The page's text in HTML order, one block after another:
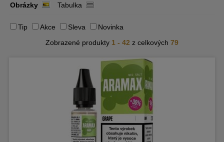
Obrázky
Tabulka
Tip Akce Sleva
Novinka
Zobrazené produkty 1 - 42 z celkových 79